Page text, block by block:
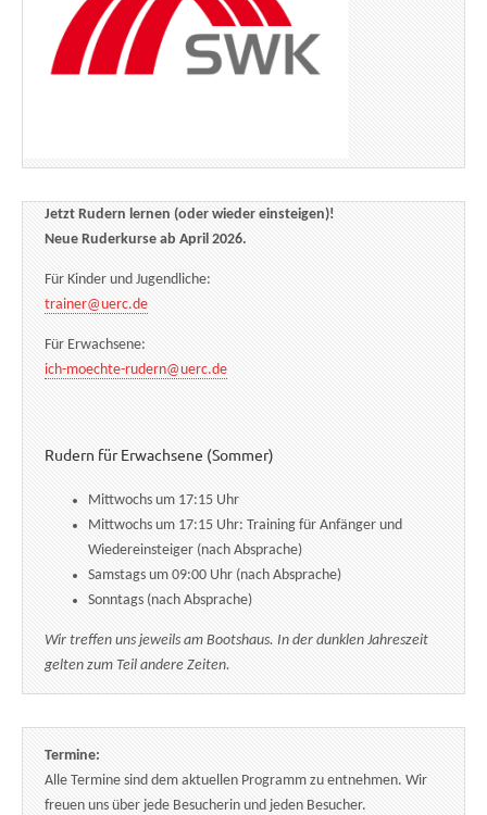
Jetzt Rudern lernen (oder wieder einsteigen)!
Neue Ruderkurse ab April 2026.
Für Kinder und Jugendliche:
trainer@uerc.de
Für Erwachsene:
ich-moechte-rudern@uerc.de
Rudern für Erwachsene (Sommer)
Mittwochs um 17:15 Uhr
Mittwochs um 17:15 Uhr: Training für Anfänger und
Wiedereinsteiger (nach Absprache)
Samstags um 09:00 Uhr (nach Absprache)
Sonntags (nach Absprache)
Wir treffen uns jeweils am Bootshaus. In der dunklen Jahreszeit
gelten zum Teil andere Zeiten.
Termine:
Alle Termine sind dem aktuellen Programm zu entnehmen. Wir
freuen uns über jede Besucherin und jeden Besucher.